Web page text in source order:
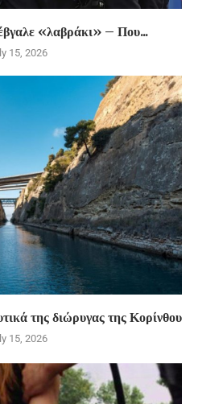
«λαβράκι» – Που...
15, 2026
της διώρυγας της Κορίνθου
15, 2026